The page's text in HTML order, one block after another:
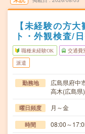
【未経験の方
ト・外観検査/
職種未経験OK 交通費
派遣
勤務地
広島県府中
高木(広島
曜日頻度 月～金
時間 08:00～